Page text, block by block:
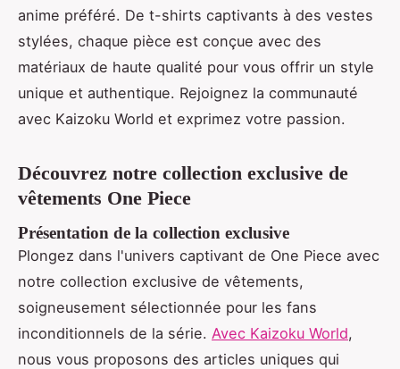
anime préféré. De t-shirts captivants à des vestes
stylées, chaque pièce est conçue avec des
matériaux de haute qualité pour vous offrir un style
unique et authentique. Rejoignez la communauté
avec Kaizoku World et exprimez votre passion.
Découvrez notre collection exclusive de
vêtements One Piece
Présentation de la collection exclusive
Plongez dans l'univers captivant de One Piece avec
notre collection exclusive de vêtements,
soigneusement sélectionnée pour les fans
inconditionnels de la série. Avec Kaizoku World,
nous vous proposons des articles uniques qui